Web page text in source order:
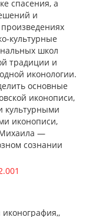
иконография,
спасения, а
и
культурные
школ
традиции и
иконологии.
основные
иконописи,
культурными
иконописи,
Михаила —
сознании